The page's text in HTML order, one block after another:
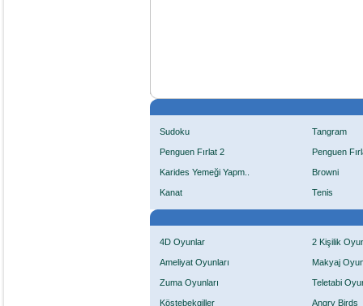
Sudoku Tangram
Penguen Fırlat 2 Penguen
Karides Yemeği Yapm.. Browni
Kanat Tenis
4D Oyunlar 2 Kişilik
Ameliyat Oyunları Makyaj
Zuma Oyunları Teletabi
Köstebekgiller Angry Birds